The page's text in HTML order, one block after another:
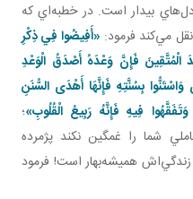
دل‌هاي بيدار است. در خطبه‌اي که
مي‌کند فرمود: «أَفِيضُوا فِي ذِكْرِ
الْمُتَّقِينَ فَإِنَّ وَعْدَهُ أَصْدَقُ الْوَعْدِ
بِسُنَّتِهِ فَإِنَّهَا أَهْدَى السُّنَنِ
فِيهِ فَإِنَّهُ رَبِيعُ الْقُلُوبِ»؛
شما را غمگين نکند پژمرده
هميشه‌بهار است! فرمود